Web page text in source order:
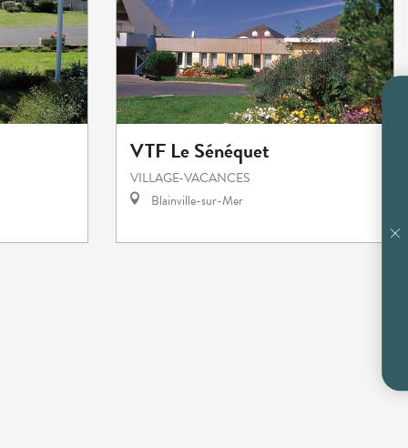
VTF Le Sénéquet
VILLAGE-VACANCES
Blainville-sur-Mer